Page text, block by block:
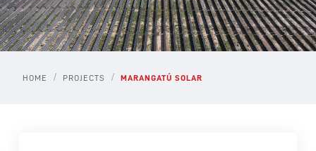
HOME / PROJECTS / MARANGATÚ SOLAR